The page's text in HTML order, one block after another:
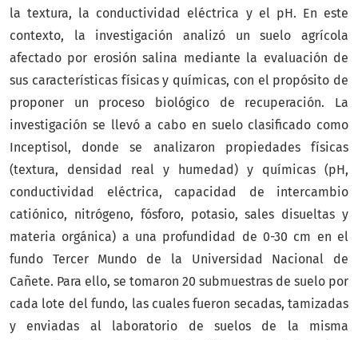
la textura, la conductividad eléctrica y el pH. En este
contexto, la investigación analizó un suelo agrícola
afectado por erosión salina mediante la evaluación de
sus características físicas y químicas, con el propósito de
proponer un proceso biológico de recuperación. La
investigación se llevó a cabo en suelo clasificado como
Inceptisol, donde se analizaron propiedades físicas
(textura, densidad real y humedad) y químicas (pH,
conductividad eléctrica, capacidad de intercambio
catiónico, nitrógeno, fósforo, potasio, sales disueltas y
materia orgánica) a una profundidad de 0-30 cm en el
fundo Tercer Mundo de la Universidad Nacional de
Cañete. Para ello, se tomaron 20 submuestras de suelo por
cada lote del fundo, las cuales fueron secadas, tamizadas
y enviadas al laboratorio de suelos de la misma